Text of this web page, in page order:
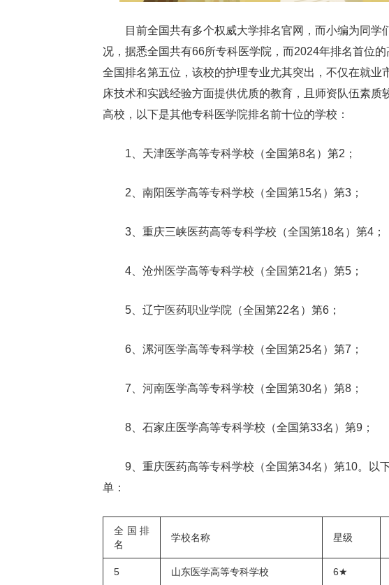
目前全国共有多个权威大学排名官网，而小编为同学
况，据悉全国共有66所专科医学院，而2024年排名首位的
全国排名第五位，该校的护理专业尤其突出，不仅在就业
床技术和实践经验方面提供优质的教育，且师资队伍素质
高校，以下是其他专科医学院排名前十位的学校：
1、天津医学高等专科学校（全国第8名）第2；
2、南阳医学高等专科学校（全国第15名）第3；
3、重庆三峡医药高等专科学校（全国第18名）第4；
4、沧州医学高等专科学校（全国第21名）第5；
5、辽宁医药职业学院（全国第22名）第6；
6、漯河医学高等专科学校（全国第25名）第7；
7、河南医学高等专科学校（全国第30名）第8；
8、石家庄医学高等专科学校（全国第33名）第9；
9、重庆医药高等专科学校（全国第34名）第10。以
单：
全国排
名
学校名称 星级
5 山东医学高等专科学校 6★